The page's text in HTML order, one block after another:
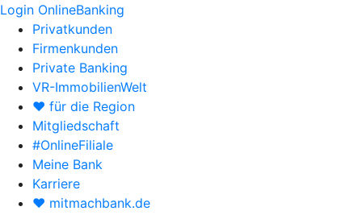
Login OnlineBanking
Privatkunden
Firmenkunden
Private Banking
VR-ImmobilienWelt
♥ für die Region
Mitgliedschaft
#OnlineFiliale
Meine Bank
Karriere
♥ mitmachbank.de